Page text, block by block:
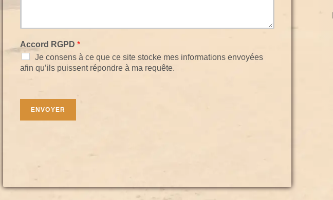
Accord RGPD *
Je consens à ce que ce site stocke mes informations envoyées
afin qu’ils puissent répondre à ma requête.
ENVOYER